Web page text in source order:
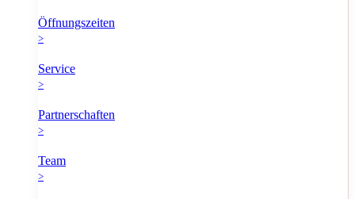
Öffnungszeiten
>
Service
>
Partnerschaften
>
Team
>